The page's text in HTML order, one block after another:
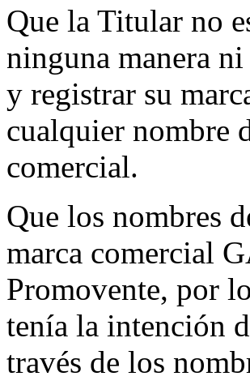
Que la Titular no
ninguna manera
y registrar su
cualquier nombre
comercial.
Que los nombres
marca comercial
Promovente, por
tenía la intención
través de los